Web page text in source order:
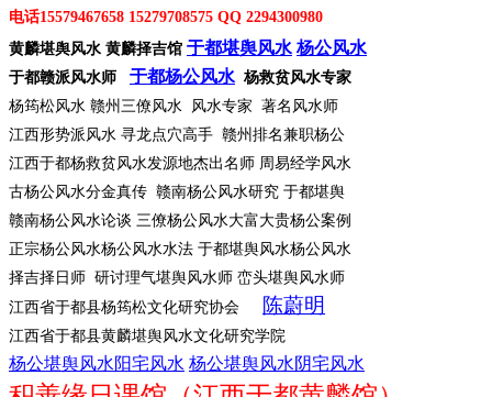
电话15579467658 15279708575 QQ 2294300980
黄麟堪舆风水 黄麟择吉馆 于都堪舆风水 杨公风水
于都赣派风水师 于都杨公风水 杨救贫风水专家
杨筠松风水 赣州三僚风水 风水专家 著名风水师
江西形势派风水 寻龙点穴高手 赣州排名兼职杨公
江西于都杨救贫风水发源地杰出名师 周易经学风水
古杨公风水分金真传 赣南杨公风水研究 于都堪舆
赣南杨公风水论谈 三僚杨公风水大富大贵杨公案例
正宗杨公风水杨公风水水法 于都堪舆风水杨公风水
择吉择日师 研讨理气堪舆风水师 峦头堪舆风水师
江西省于都县杨筠松文化研究协会
陈蔚明
江西省于都县黄麟堪舆风水文化研究学院
杨公堪舆风水阳宅风水 杨公堪舆风水阴宅风水